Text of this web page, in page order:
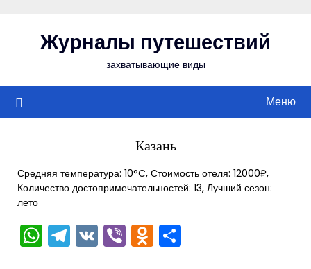
содержимомуЖурналы путешествий
захватывающие виды
Меню
Казань
Средняя температура: 10°C, Стоимость отеля: 12000₽,
Количество достопримечательностей: 13, Лучший сезон:
лето
WhatsApp
Telegram
VKViberOdnoklassniki